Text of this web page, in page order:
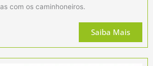
com os caminhoneiros.
Saiba Mais